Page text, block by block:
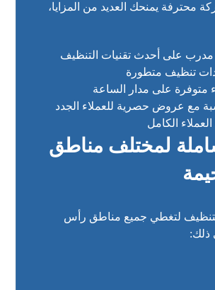
محترفة يمنحك العديد من المزايا،
على أحدث تقنيات التنظيف
تنظيف متطورة
متوفرة على مدار الساعة
مع عروض حصرية للعملاء الجدد
الكامل
لمختلف مناطق
لتغطي جميع مناطق رأس
ذلك: